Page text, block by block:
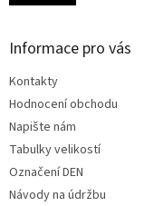
Informace pro vás
Kontakty
Hodnocení obchodu
Napište nám
Tabulky velikostí
Označení DEN
Návody na údržbu